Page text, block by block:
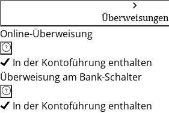
Überweisungen
Online-Überweisung
In der Kontoführung enthalten
Überweisung am Bank-Schalter
In der Kontoführung enthalten